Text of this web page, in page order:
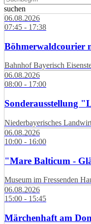
suchen
06.08.2026
07:45 - 17:38
Böhmerwaldcourier
Bahnhof Bayerisch
06.08.2026
08:00 - 17:00
Sonderausstellung
Niederbayerisches
06.08.2026
10:00 - 16:00
"Mare Balticum -
Museum im Fressenden
06.08.2026
15:00 - 15:45
Märchenhaft am